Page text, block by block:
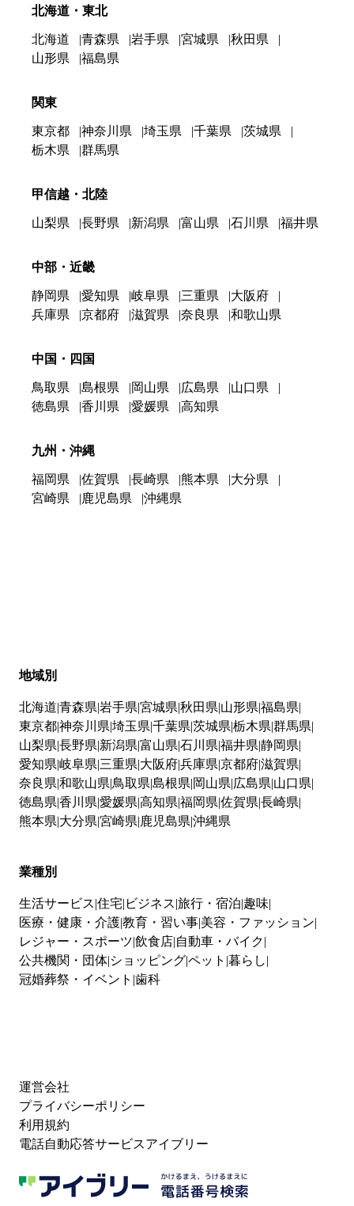
北海道・東北
北海道 青森県 岩手県 宮城県
秋田県
山形県
福島県
関東
東京都 神奈川県 埼玉県 千葉県
茨城県
栃木県
群馬県
甲信越・北陸
山梨県 長野県 新潟県 富山県 石川県 福井県
中部・近畿
静岡県 愛知県 岐阜県 三重県
大阪府
兵庫県
京都府 滋賀県 奈良県 和歌山県
中国・四国
鳥取県 島根県 岡山県 広島県
山口県
徳島県
香川県 愛媛県 高知県
九州・沖縄
福岡県 佐賀県 長崎県 熊本県
大分県
宮崎県
鹿児島県 沖縄県
地域別
北海道 青森県 岩手県 宮城県 秋田県 山形県 福島県
東京都神奈川県 埼玉県 千葉県 茨城県 栃木県 群馬県
山梨県 長野県 新潟県 富山県 石川県 福井県 静岡県
愛知県 岐阜県 三重県 大阪府兵庫県 京都府滋賀県
奈良県 和歌山県 鳥取県 島根県 岡山県 広島県 山口県
徳島県 香川県 愛媛県 高知県 福岡県 佐賀県 長崎県
熊本県 大分県 宮崎県 鹿児島県 沖縄県
業種別
生活サービス 住宅 ビジネス 旅行・宿泊 趣味
医療・健康・介護教育・習い事 美容・ファッション
レジャー・スポーツ 飲食店 自動車・バイク
公共機関・団体 ショッピングペット 暮らし
冠婚葬祭・イベント 歯科
運営会社
プライバシーポリシー
利用規約
電話自動応答サービスアイブリー